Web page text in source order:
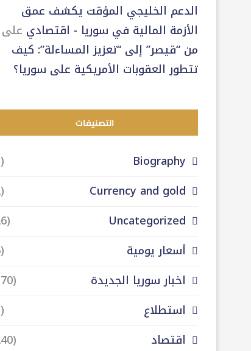
الدعم الخليجي المؤقت يكشف عمق
الأزمة المالية في سوريا - اقتصادي على
من “قيصر” إلى “تعزيز المساءلة”: كيف
تتطور العقوبات الأمريكية على سوريا؟
التصنيفات
Biography
(1)
Currency and gold
(2)
Uncategorized
(26)
أسعار يومية
(5)
اخبار سوريا الجديدة
(170)
استطلاع
(1)
اقتصاد
(240)